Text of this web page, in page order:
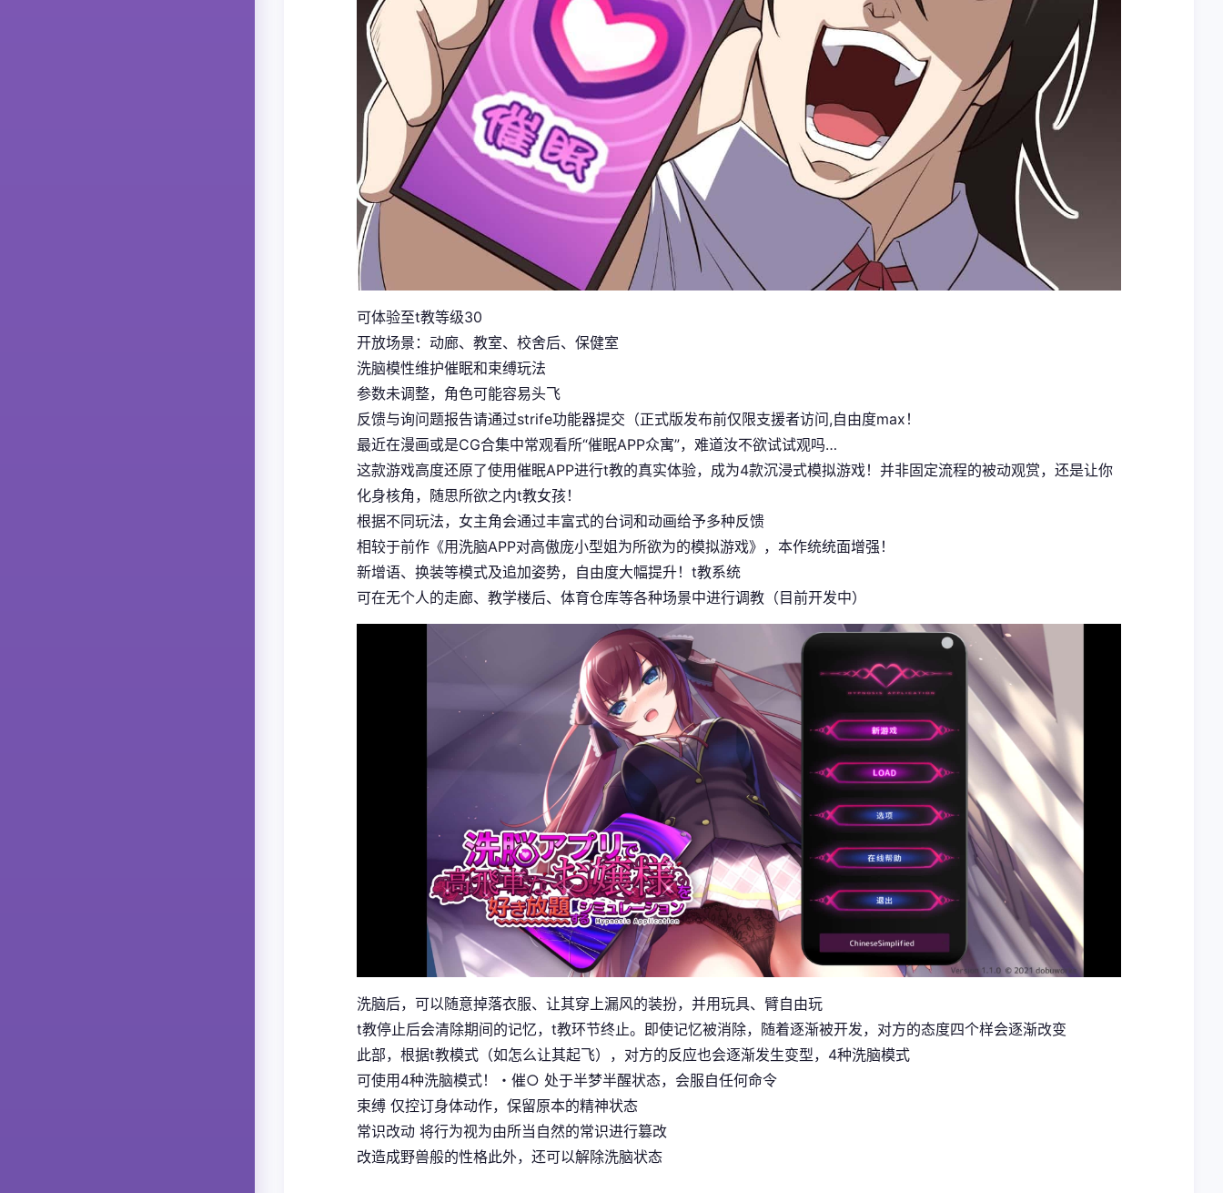
可体验至t教等级30
开放场景：动廊、教室、校舍后、保健室
洗脑模性维护催眠和束缚玩法
参数未调整，角色可能容易头飞
反馈与询问题报告请通过strife功能器提交（正式版发布前仅限支援者访问,自由度max！
最近在漫画或是CG合集中常观看所“催眠APP众寓”，难道汝不欲试试观吗…
这款游戏高度还原了使用催眠APP进行t教的真实体验，成为4款沉浸式模拟游戏！并非固定流程的被动观赏，还是让你
化身核角，随思所欲之内t教女孩！
根据不同玩法，女主角会通过丰富式的台词和动画给予多种反馈
相较于前作《用洗脑APP对高傲庞小型姐为所欲为的模拟游戏》，本作统统面增强！
新增语、换装等模式及追加姿势，自由度大幅提升！t教系统
可在无个人的走廊、教学楼后、体育仓库等各种场景中进行调教（目前开发中）
洗脑后，可以随意掉落衣服、让其穿上漏风的装扮，并用玩具、臂自由玩
t教停止后会清除期间的记忆，t教环节终止。即使记忆被消除，随着逐渐被开发，对方的态度四个样会逐渐改变
此部，根据t教模式（如怎么让其起飞），对方的反应也会逐渐发生变型，4种洗脑模式
可使用4种洗脑模式！・催○ 处于半梦半醒状态，会服自任何命令
束缚 仅控订身体动作，保留原本的精神状态
常识改动 将行为视为由所当自然的常识进行篡改
改造成野兽般的性格此外，还可以解除洗脑状态